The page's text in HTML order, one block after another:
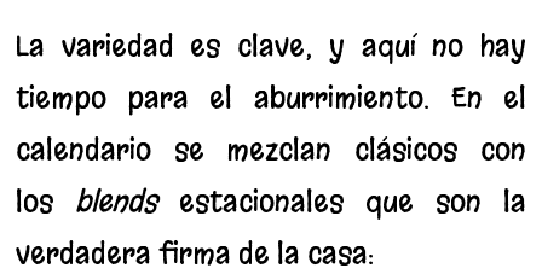
La variedad es clave, y aquí no hay
tiempo para el aburrimiento. En el
calendario se mezclan clásicos con
los blendsestacionales que son la
verdadera firma de la casa: